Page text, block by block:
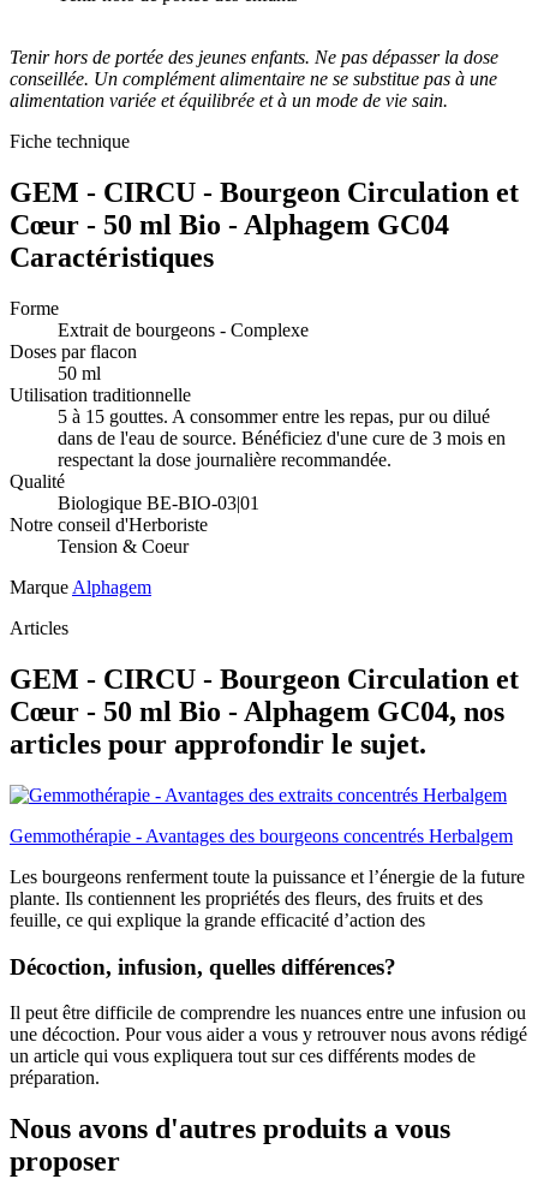
Tenir hors de portée des jeunes enfants. Ne pas dépasser la dose
conseillée. Un complément alimentaire ne se substitue pas à une
alimentation variée et équilibrée et à un mode de vie sain.
Fiche technique
GEM - CIRCU - Bourgeon Circulation et
Cœur - 50 ml Bio - Alphagem GC04
Caractéristiques
Forme
Extrait de bourgeons - Complexe
Doses par flacon
50 ml
Utilisation traditionnelle
5 à 15 gouttes. A consommer entre les repas, pur ou dilué
dans de l'eau de source. Bénéficiez d'une cure de 3 mois en
respectant la dose journalière recommandée.
Qualité
Biologique BE-BIO-03|01
Notre conseil d'Herboriste
Tension & Coeur
Marque Alphagem
Articles
GEM - CIRCU - Bourgeon Circulation et
Cœur - 50 ml Bio - Alphagem GC04, nos
articles pour approfondir le sujet.
Gemmothérapie - Avantages des bourgeons concentrés Herbalgem
Les bourgeons renferment toute la puissance et l’énergie de la future
plante. Ils contiennent les propriétés des fleurs, des fruits et des
feuille, ce qui explique la grande efficacité d’action des
Décoction, infusion, quelles différences?
Il peut être difficile de comprendre les nuances entre une infusion ou
une décoction. Pour vous aider a vous y retrouver nous avons rédigé
un article qui vous expliquera tout sur ces différents modes de
préparation.
Nous avons d'autres produits a vous
proposer